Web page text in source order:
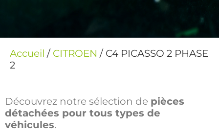
Accueil / CITROEN / C4 PICASSO 2 PHASE
2
Découvrez notre sélection de pièces
détachées pour tous types de
véhicules.